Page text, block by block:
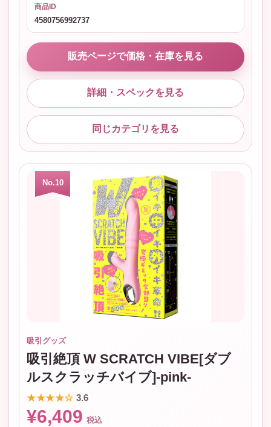
商品ID
4580756992737
販売ページで価格・在庫を見る
詳細・スペックを見る
同じカテゴリを見る
No.10
吸引グッズ
吸引絶頂 W SCRATCH VIBE[ダブ
ルスクラッチバイブ]-pink-
★★★★☆ 3.6
¥6,409 税込